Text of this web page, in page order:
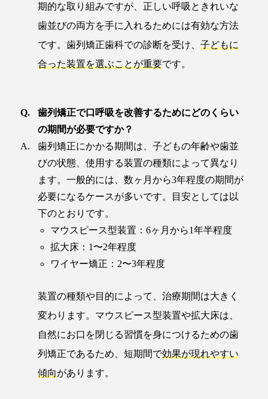
期的な取り組みですが、正しい呼吸ときれいな
歯並びの両方を手に入れるためには有効な方法
です。歯列矯正歯科での診断を受け、 子どもに
合った装置を選ぶことが重要です。
歯列矯正で口呼吸を改善するためにどのくらい
の期間が必要ですか？
歯列矯正にかかる期間は、子どもの年齢や歯並
びの状態、使用する装置の種類によって異なり
ます。一般的には、数ヶ月から3年程度の期間が
必要になるケースが多いです。目安としては以
下のとおりです。
マウスピース型装置：6ヶ月から1年半程度
拡大床：1〜2年程度
ワイヤー矯正：2〜3年程度
装置の種類や目的によって、治療期間は大きく
変わります。マウスピース型装置や拡大床は、
自然にお口を閉じる習慣を身につけるための歯
列矯正であるため、短期間で効果が現れやすい
傾向があります。